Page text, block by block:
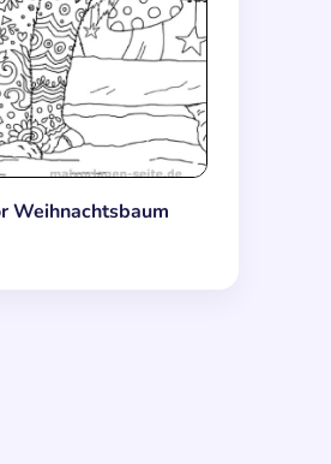
Weihnachtsbaum